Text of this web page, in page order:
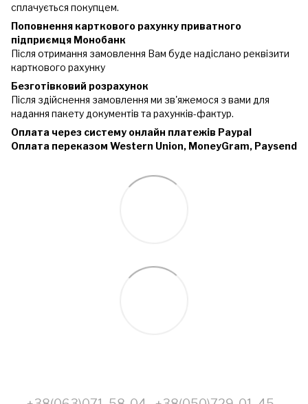
сплачується покупцем.
Поповнення карткового рахунку приватного
підприємця Монобанк
Після отримання замовлення Вам буде надіслано реквізити
карткового рахунку
Безготівковий розрахунок
Після здійснення замовлення ми зв'яжемося з вами для
надання пакету документів та рахунків-фактур.
Оплата через систему онлайн платежів Paypal
Оплата переказом Western Union, MoneyGram, Paysend